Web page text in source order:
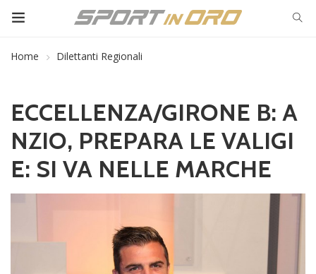
Home Dilettanti Regionali
ECCELLENZA/GIRONE B: A
NZIO, PREPARA LE VALIGI
E: SI VA NELLE MARCHE